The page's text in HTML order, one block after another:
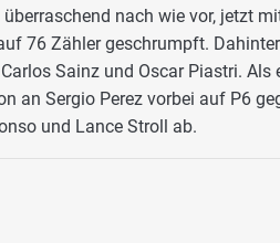
nach wie vor, jetzt
76 Zähler geschrumpft.
Sainz und Oscar Piastri.
an Sergio Perez vorbei auf P6
und Lance Stroll ab.